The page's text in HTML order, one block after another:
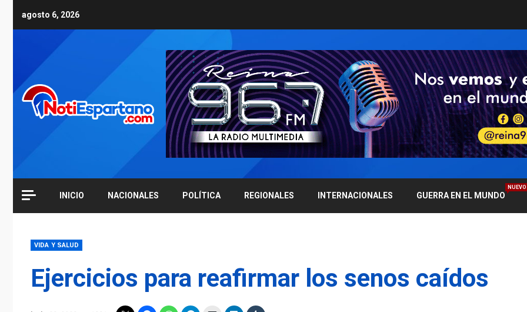
agosto 6, 2026
INICIO NACIONALES POLÍTICA REGIONALES INTERNACIONALES GUERRA EN EL MUNDO
NUEVO
VIDA Y SALUD
Ejercicios para reafirmar los senos caídos